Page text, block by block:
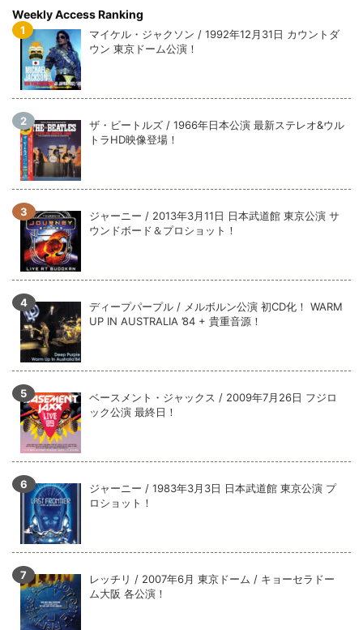
スコーピオンズ / 2024年6月15日 リスボン公演 FHD 完全収録！
*NEW RELEASE (最新約3ヶ月)
2024.6.20
マネスキン / 2024年6月9日 ドイツ ROCK AM RING 公演 FHD 完
全収録！
*NEW RELEASE (最新約3ヶ月)
リアム・ギャラガー / 2024年6月1日 英国シェフィールド公演 完
全収録！
*NEW RELEASE (最新約3ヶ月)
2024.6.9
メガデス / 2023年8月4日 ドイツ W.O.A. 公演 FHD 完全収録！
*NEW RELEASE (最新約3ヶ月)
全収録！
*NEW RELEASE (最新約3ヶ月)
2024.6.9
ジャーニー / 1979年5月8+9日 コロラド州 2公演 SBD 完全収録！
Weekly Access Ranking
マイケル・ジャクソン / 1992年12月31日 カウントダ
ウン 東京ドーム公演！
ザ・ビートルズ / 1966年日本公演 最新ステレオ&ウル
トラHD映像登場！
ジャーニー / 2013年3月11日 日本武道館 東京公演 サ
ウンドボード＆プロショット！
ディープパープル / メルボルン公演 初CD化！ WARM
UP IN AUSTRALIA ’84 + 貴重音源！
ベースメント・ジャックス / 2009年7月26日 フジロ
ック公演 最終日！
ジャーニー / 1983年3月3日 日本武道館 東京公演 プ
ロショット！
レッチリ / 2007年6月 東京ドーム / キョーセラドー
ム大阪 各公演！